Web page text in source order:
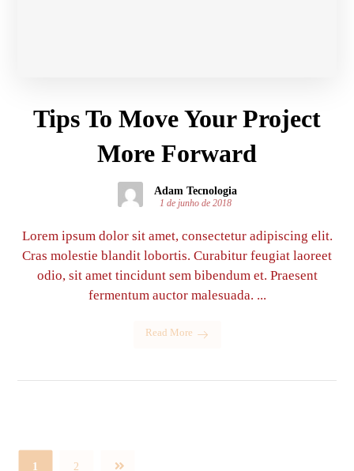
Tips To Move Your Project
More Forward
Adam Tecnologia
1 de junho de 2018
Lorem ipsum dolor sit amet, consectetur adipiscing elit.
Cras molestie blandit lobortis. Curabitur feugiat laoreet
odio, sit amet tincidunt sem bibendum et. Praesent
fermentum auctor malesuada. ...
Read More
1 2